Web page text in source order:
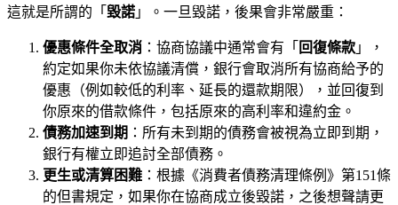
這就是所謂的「 毀諾 」。一旦毀諾，後果會非常嚴重：
優惠條件全取消 ：協商協議中通常會有「 回復條款 」，
約定如果你未依協議清償，銀行會取消所有協商給予的
優惠（例如較低的利率、延長的還款期限），並回復到
你原來的借款條件，包括原來的高利率和違約金。
債務加速到期 ：所有未到期的債務會被視為立即到期，
銀行有權立即追討全部債務。
更生或清算困難 ：根據《消費者債務清理條例》第151條
的但書規定，如果你在協商成立後毀諾，之後想聲請更